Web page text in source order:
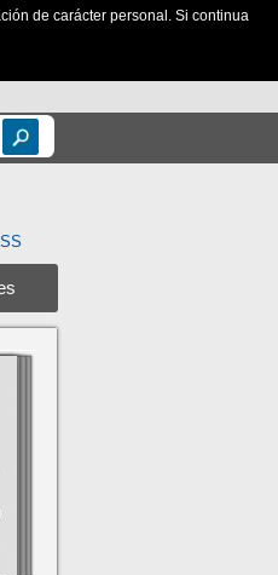
de carácter personal. Si continua